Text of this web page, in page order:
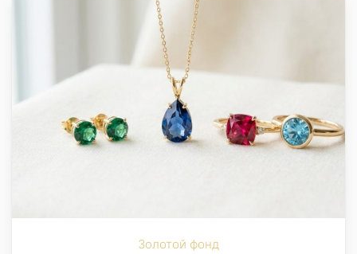
Золотой фонд